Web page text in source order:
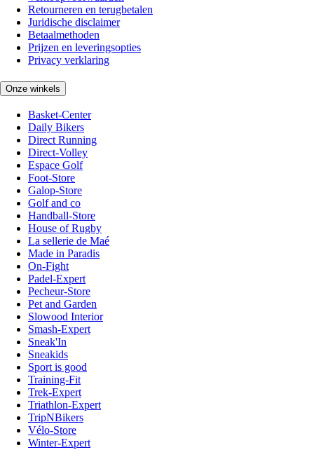
Retourneren en terugbetalen
Juridische disclaimer
Betaalmethoden
Prijzen en leveringsopties
Privacy verklaring
Onze winkels
Basket-Center
Daily Bikers
Direct Running
Direct-Volley
Espace Golf
Foot-Store
Galop-Store
Golf and co
Handball-Store
House of Rugby
La sellerie de Maé
Made in Paradis
On-Fight
Padel-Expert
Pecheur-Store
Pet and Garden
Slowood Interior
Smash-Expert
Sneak'In
Sneakids
Sport is good
Training-Fit
Trek-Expert
Triathlon-Expert
TripNBikers
Vélo-Store
Winter-Expert